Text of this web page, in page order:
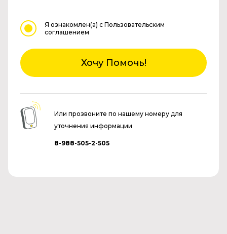
Я ознакомлен(а) с Пользовательским
соглашением
Хочу Помочь!
Или прозвоните по нашему номеру для
уточнения информации
8-988-505-2-505